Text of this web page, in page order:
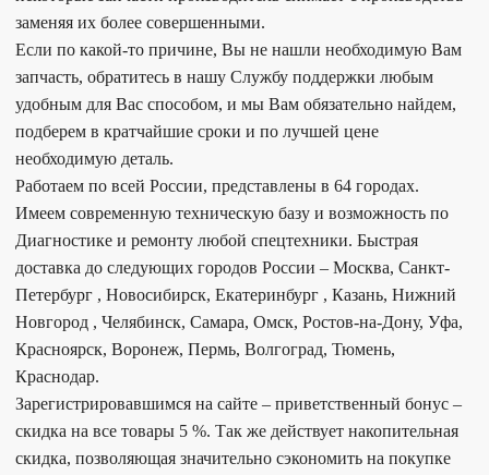
заменяя их более совершенными.
Если по какой-то причине, Вы не нашли необходимую Вам
запчасть, обратитесь в нашу Службу поддержки любым
удобным для Вас способом, и мы Вам обязательно найдем,
подберем в кратчайшие сроки и по лучшей цене
необходимую деталь.
Работаем по всей России, представлены в 64 городах.
Имеем современную техническую базу и возможность по
Диагностике и ремонту любой спецтехники. Быстрая
доставка до следующих городов России – Москва, Санкт-
Петербург , Новосибирск, Екатеринбург , Казань, Нижний
Новгород , Челябинск, Самара, Омск, Ростов-на-Дону, Уфа,
Красноярск, Воронеж, Пермь, Волгоград, Тюмень,
Краснодар.
Зарегистрировавшимся на сайте – приветственный бонус –
скидка на все товары 5 %. Так же действует накопительная
скидка, позволяющая значительно сэкономить на покупке